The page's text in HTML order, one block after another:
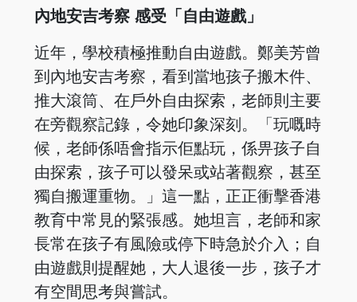
內地安吉考察 感受「自由遊戲」
近年，學校積極推動自由遊戲。鄭美芳曾
到內地安吉考察，看到當地孩子搬木件、
推大滾筒、在戶外自由探索，老師則主要
在旁觀察記錄，令她印象深刻。「玩嘅時
候，老師係唔會指示佢點玩，係畀孩子自
由探索，孩子可以發呆或站著觀察，甚至
獨自搬運重物。」這一點，正正衝擊香港
教育中常見的緊張感。她坦言，老師和家
長常在孩子有風險或停下時急於介入；自
由遊戲則提醒她，大人退後一步，孩子才
有空間思考與嘗試。